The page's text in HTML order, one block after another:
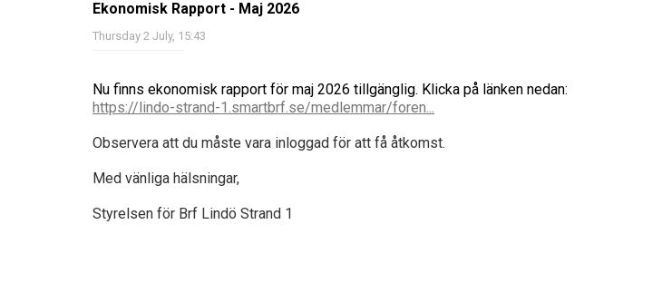
Ekonomisk Rapport - Maj 2026
Thursday 2 July, 15:43
Nu finns ekonomisk rapport för maj 2026 tillgänglig. Klicka på länken nedan:
https://lindo-strand-1.smartbrf.se/medlemmar/foren...
Observera att du måste vara inloggad för att få åtkomst.
Med vänliga hälsningar,
Styrelsen för Brf Lindö Strand 1